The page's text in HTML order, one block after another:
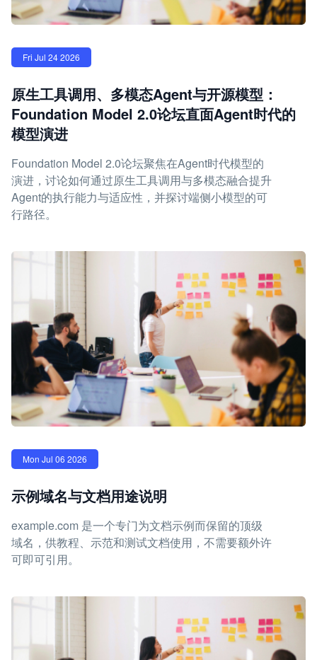
Fri Jul 24 2026
原生工具调用、多模态Agent与开源模型：
Foundation Model 2.0论坛直面Agent时代的
模型演进
Foundation Model 2.0论坛聚焦在Agent时代模型的
演进，讨论如何通过原生工具调用与多模态融合提升
Agent的执行能力与适应性，并探讨端侧小模型的可
行路径。
Mon Jul 06 2026
示例域名与文档用途说明
example.com 是一个专门为文档示例而保留的顶级
域名，供教程、示范和测试文档使用，不需要额外许
可即可引用。